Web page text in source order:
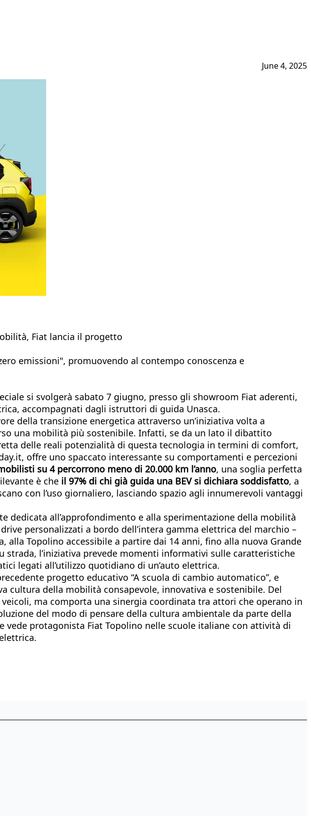
June 4, 2025
Fiat lancia il progetto
emissioni", promuovendo al contempo conoscenza e
si svolgerà sabato 7 giugno, presso gli showroom Fiat aderenti,
accompagnati dagli istruttori di guida Unasca.
della transizione energetica attraverso un’iniziativa volta a
una mobilità più sostenibile. Infatti, se da un lato il dibattito
delle reali potenzialità di questa tecnologia in termini di comfort,
offre uno spaccato interessante su comportamenti e percezioni
su 4 percorrono meno di 20.000 km l’anno, una soglia perfetta
è che il 97% di chi già guida una BEV si dichiara soddisfatto, a
con l’uso giornaliero, lasciando spazio agli innumerevoli vantaggi
dedicata all’approfondimento e alla sperimentazione della mobilità
personalizzati a bordo dell’intera gamma elettrica del marchio –
Topolino accessibile a partire dai 14 anni, fino alla nuova Grande
strada, l’iniziativa prevede momenti informativi sulle caratteristiche
legati all’utilizzo quotidiano di un’auto elettrica.
progetto educativo “A scuola di cambio automatico”, e
cultura della mobilità consapevole, innovativa e sostenibile. Del
ma comporta una sinergia coordinata tra attori che operano in
del modo di pensare della cultura ambientale da parte della
vede protagonista Fiat Topolino nelle scuole italiane con attività di